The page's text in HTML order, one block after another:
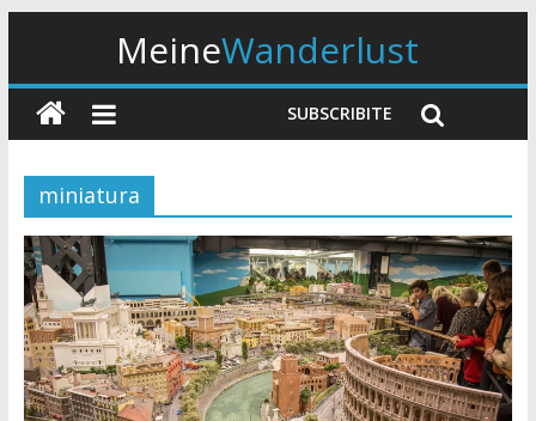
MeineWanderlust
SUBSCRIBITE
miniatura